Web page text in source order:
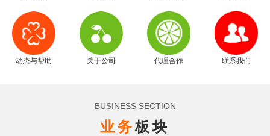
动态与帮助 关于公司 代理合作 联系我们
BUSINESS SECTION
业务板块